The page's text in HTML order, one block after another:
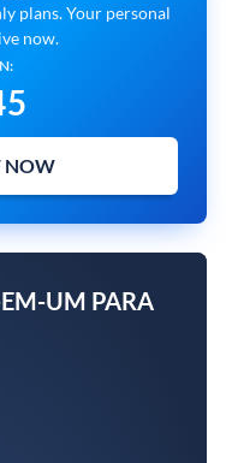
plans. Your personal
now.
NOW
UM PARA